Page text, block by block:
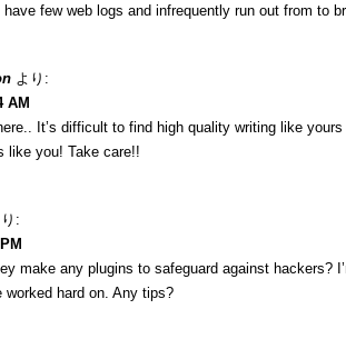
few web logs and infrequently run out from to
より:
AM
It’s difficult to find high quality writing like
like you! Take care!!
:
make any plugins to safeguard against hackers?
worked hard on. Any tips?